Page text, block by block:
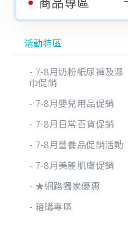
活動特區
7-8月奶粉紙尿褲及濕
巾促銷
7-8月嬰兒用品促銷
7-8月日常百貨促銷
7-8月營養品促銷活動
7-8月美麗肌膚促銷
★網路獨家優惠
箱購專區